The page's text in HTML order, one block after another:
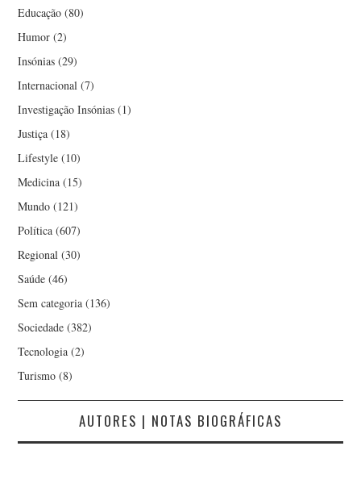
Educação (80)
Humor (2)
Insónias (29)
Internacional (7)
Investigação Insónias (1)
Justiça (18)
Lifestyle (10)
Medicina (15)
Mundo (121)
Política (607)
Regional (30)
Saúde (46)
Sem categoria (136)
Sociedade (382)
Tecnologia (2)
Turismo (8)
AUTORES | NOTAS BIOGRÁFICAS